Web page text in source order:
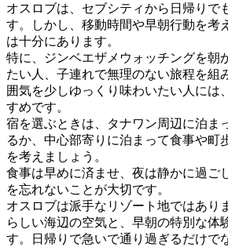
オスロブは、セブシティから日帰りで
す。しかし、移動時間や早朝行動を考
は十分にあります。
特に、ジンベエザメウォッチングを朝
たい人、子連れで無理のない旅程を組
囲気を少しゆっくり味わいたい人には
すめです。
宿を選ぶときは、タナワン周辺に泊ま
るか、中心部寄りに泊まって食事や町
を考えましょう。
食事は早めに済ませ、夜は静かに過ご
を忘れないことが大切です。
オスロブは派手なリゾート地ではあり
らしい海辺の空気と、早朝の特別な体
す。日帰りで急いで通り過ぎるだけで